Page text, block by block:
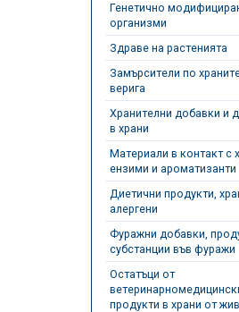
Генетично
организми
Здраве на растенията
Замърсители по
верига
Хранителни добавки и
в храни
Материали в контакт с
ензими и ароматизанти
Диетични продукти,
алергени
Фуражни добавки,
субстанции във фуражи
Остатъци от
продукти в храни от